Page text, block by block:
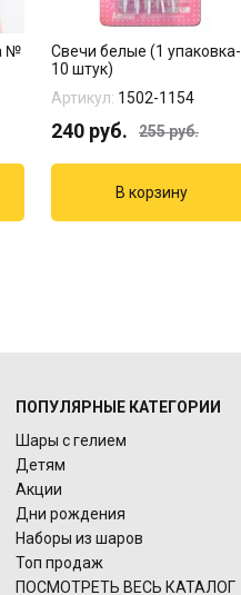
№
Свечи белые (1 упаковка-
10 штук)
Артикул: 1502-1154
240 руб. 255руб.
ПОПУЛЯРНЫЕ КАТЕГОРИИ
Шары с гелием
Детям
Акции
Дни рождения
Наборы из шаров
Топ продаж
ПОСМОТРЕТЬ ВЕСЬ КАТАЛОГ